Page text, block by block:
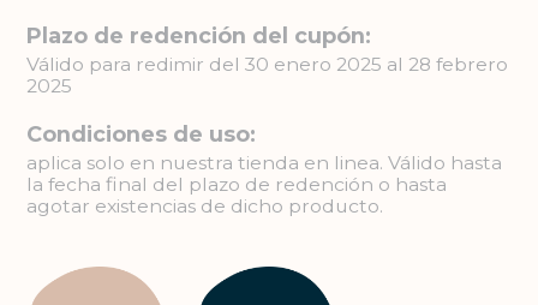
Plazo de redención del cupón:
Válido para redimir del 30 enero 2025 al 28 febrero
2025
Condiciones de uso:
aplica solo en nuestra tienda en linea. Válido hasta
la fecha final del plazo de redención o hasta
agotar existencias de dicho producto.